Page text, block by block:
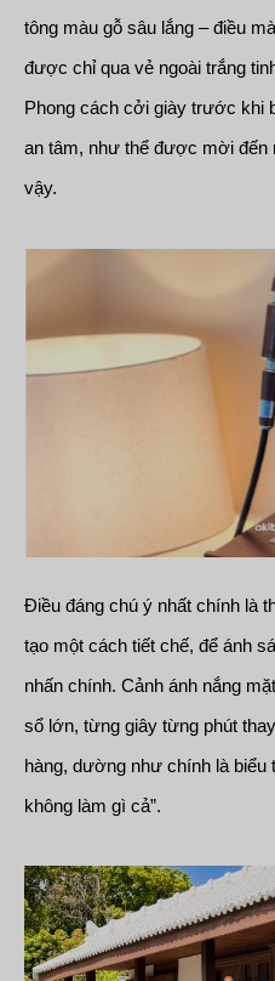
tông màu gỗ sâu lắng – điều
được chỉ qua vẻ ngoài trắng
Phong cách cởi giày trước khi
an tâm, như thể được mời đến
vậy.
Điều đáng chú ý nhất chính là
tạo một cách tiết chế, để ánh
nhấn chính. Cảnh ánh nắng
sổ lớn, từng giây từng phút
hàng, dường như chính là
không làm gì cả”.